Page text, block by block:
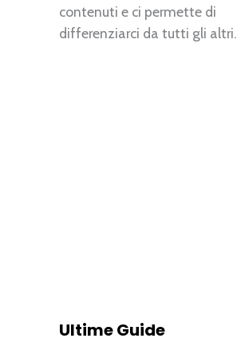
contenuti e ci permette di
differenziarci da tutti gli altri.
Ultime Guide